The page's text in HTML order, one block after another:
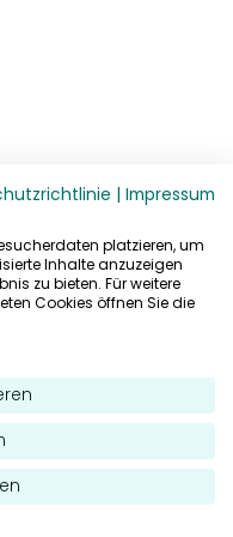
| Impressum
platzieren, um
Inhalte anzuzeigen
zu bieten. Für weitere
Cookies öffnen Sie die